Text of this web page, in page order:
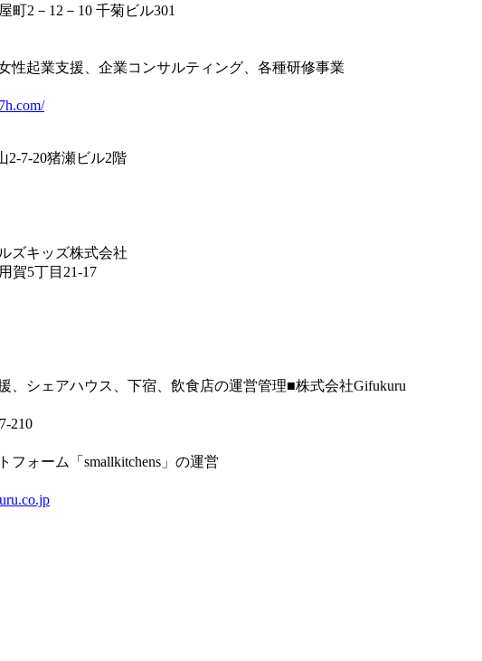
2－12－10 千菊ビル301
性起業支援、企業コンサルティング、各種研修事業
7-20猪瀬ビル2階
ズキッズ株式会社
賀5丁目21-17
、シェアハウス、下宿、飲食店の運営管理■株式会社Gifukuru
210
ォーム「smallkitchens」の運営